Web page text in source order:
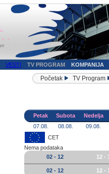
VESTI TV PROGRAM KOMPANIJA
Početak TV Program
Petak Subota
Nedelja
07.08.
08.08.
09.08.
CET
Nema podataka
02 - 12
12 -
02 - 12 12 -